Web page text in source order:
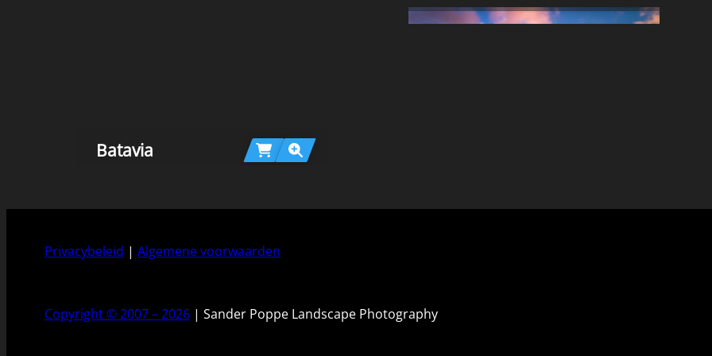
Batavia
Privacybeleid | Algemene voorwaarden
Copyright © 2007 – 2026 | Sander Poppe Landscape Photography